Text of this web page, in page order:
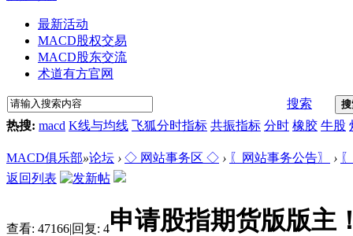
最新活动
MACD股权交易
MACD股东交流
术道有方官网
搜索
热搜: macd K线与均线 飞狐分时指标 共振指标 分时 橡胶 牛股
MACD俱乐部»论坛 › ◇ 网站事务区 ◇ › 〖网站事务公告〗 ›
返回列表
查看: 47166|回复: 4申请股指期货版版主